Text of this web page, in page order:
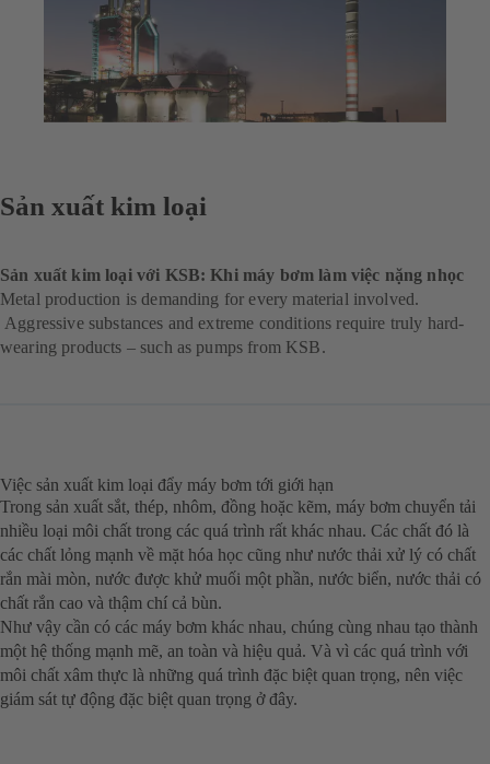
Sản xuất kim loại
Sản xuất kim loại với KSB: Khi máy bơm làm việc nặng nhọc
Metal production is demanding for every material involved.
Aggressive substances and extreme conditions require truly hard-
wearing products – such as pumps from KSB.
Việc sản xuất kim loại đẩy máy bơm tới giới hạn
Trong sản xuất sắt, thép, nhôm, đồng hoặc kẽm, máy bơm chuyển tải
nhiều loại môi chất trong các quá trình rất khác nhau. Các chất đó là
các chất lỏng mạnh về mặt hóa học cũng như nước thải xử lý có chất
rắn mài mòn, nước được khử muối một phần, nước biển, nước thải có
chất rắn cao và thậm chí cả bùn.
Như vậy cần có các máy bơm khác nhau, chúng cùng nhau tạo thành
một hệ thống mạnh mẽ, an toàn và hiệu quả. Và vì các quá trình với
môi chất xâm thực là những quá trình đặc biệt quan trọng, nên việc
giám sát tự động đặc biệt quan trọng ở đây.